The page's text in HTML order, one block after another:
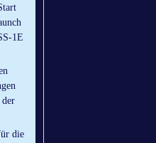
1E
der
die